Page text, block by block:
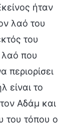
ήταν
λαό του
του
λαό που
περιορίσει
είναι το
Αδάμ και
του τόπου ο